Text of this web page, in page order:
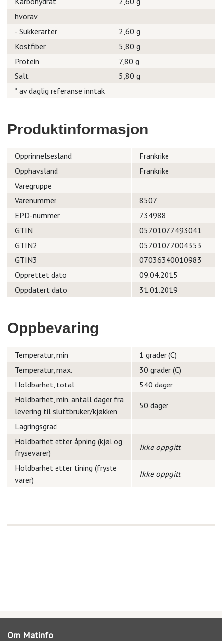
hvorav
- Sukkerarter
2,60 g
Kostfiber
5,80 g
Protein
7,80 g
Salt
5,80 g
* av daglig referanse inntak
Produktinformasjon
Opprinnelsesland
Frankrike
Opphavsland
Frankrike
Varegruppe
Varenummer
8507
EPD-nummer
734988
GTIN
05701077493041
GTIN2
05701077004353
GTIN3
07036340010983
Opprettet dato
09.04.2015
Oppdatert dato
31.01.2019
Oppbevaring
Temperatur, min
1 grader (C)
Temperatur, max.
30 grader (C)
Holdbarhet, total
540 dager
Holdbarhet, min. antall dager fra
levering til sluttbruker/kjøkken
50 dager
Lagringsgrad
Holdbarhet etter åpning (kjøl og
frysevarer)
Ikke oppgitt
Holdbarhet etter tining (fryste
varer)
Ikke oppgitt
Om Matinfo